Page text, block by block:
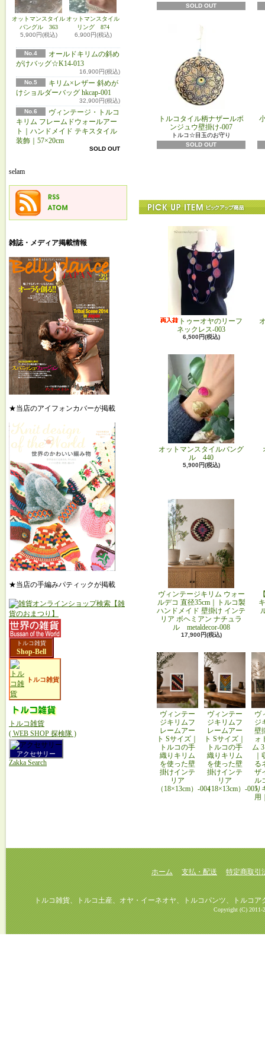
オットマンスタイル
バングル 363
5,900円(税込)
オットマンスタイル
リング 874
6,900円(税込)
No.4
オールドキリムの斜め
がけバッグ☆K14-013
16,900円(税込)
No.5
キリム×レザー 斜めが
けショルダーバッグ hkcap-001
32,900円(税込)
No.6
ヴィンテージ・トルコ
キリム フレームドウォールアー
ト｜ハンドメイド テキスタイル
装飾｜57×20cm
SOLD OUT
selam
雑誌・メディア掲載情報
★当店のアイフォンカバーが掲載
★当店の手編みパティックが掲載
トルコ雑貨
Shop-Bell
トルコ雑貨
トルコ雑貨
( WEB SHOP 探検隊 )
アクセサリー
Zakka Search
SOLD OUT
トルコタイル柄ナザールボ
ンジュウ壁掛け-007
トルコ☆目玉のお守り
SOLD OUT
トゥーオヤのリーフ
ネックレス-003
6,500円(税込)
オットマンスタイルバング
ル 440
5,900円(税込)
ヴィンテージキリム ウォー
ルデコ 直径35cm｜トルコ製
ハンドメイド 壁掛け インテ
リア ボヘミアン ナチュラ
ル metaldecor-008
17,900円(税込)
ヴィンテー
ジキリムフ
レームアー
ト Sサイズ｜
トルコの手
織りキリム
を使った壁
掛けインテ
リア
（18×13cm）-004
ヴィンテー
ジキリムフ
レームアー
ト Sサイズ｜
トルコの手
織りキリム
を使った壁
掛けインテ
リア
（18×13cm）-005
ヴ
ジ
壁
ォ
ム
る
ザ
ル
り
用
ホーム 支払・配送 特定商取引
トルコ雑貨、トルコ土産、オヤ・イーネオヤ、トルコパンツ、トルコアク
Copyright (C) 2011-